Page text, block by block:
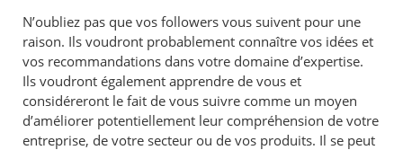
N’oubliez pas que vos followers vous suivent pour une
raison. Ils voudront probablement connaître vos idées et
vos recommandations dans votre domaine d’expertise.
Ils voudront également apprendre de vous et
considéreront le fait de vous suivre comme un moyen
d’améliorer potentiellement leur compréhension de votre
entreprise, de votre secteur ou de vos produits. Il se peut